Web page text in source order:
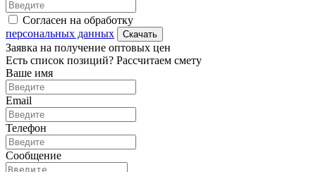
Согласен на обработку
персональных данных
Скачать
Заявка на получение оптовых цен
Есть список позиций? Рассчитаем смету
Ваше имя
Email
Телефон
Сообщение